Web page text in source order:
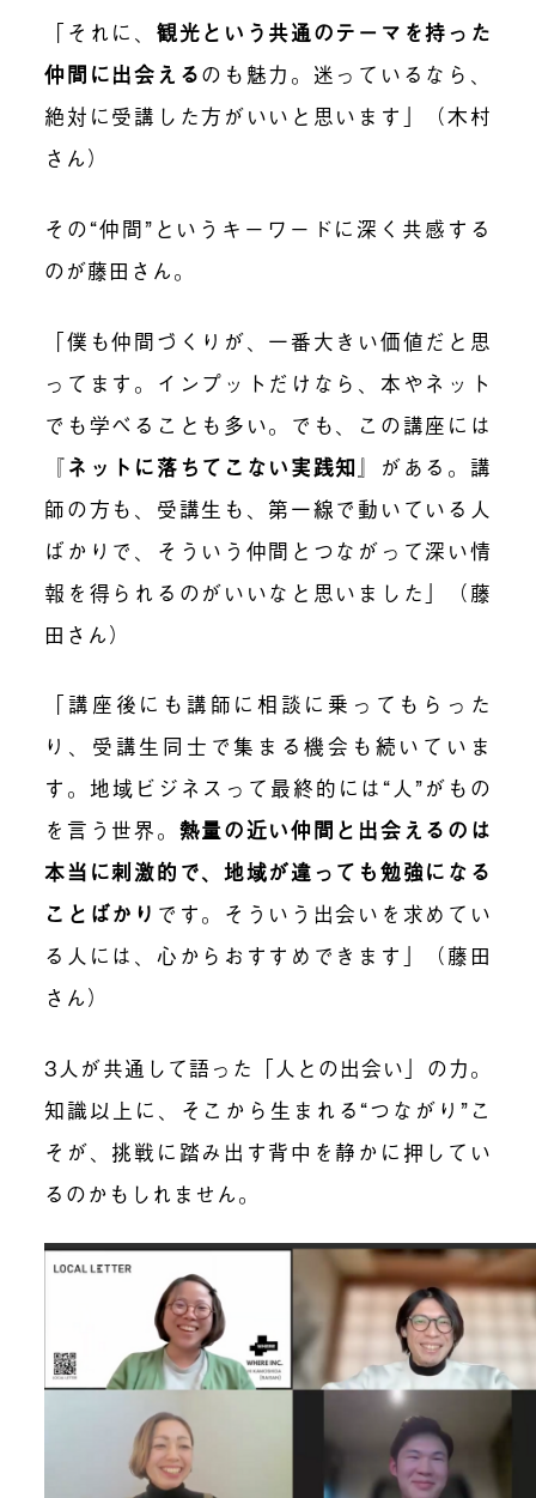
「それに、 観光という共通のテーマを持った
仲間に出会えるのも魅力。迷っているなら、
絶対に受講した方がいいと思います」（木村
さん）
その“仲間”というキーワードに深く共感する
のが藤田さん。
「僕も仲間づくりが、一番大きい価値だと思
ってます。インプットだけなら、本やネット
でも学べることも多い。でも、この講座には
『ネットに落ちてこない実践知 』 がある。講
師の方も、受講生も、第一線で動いている人
ばかりで、そういう仲間とつながって深い情
報を得られるのがいいなと思いました」（藤
田さん）
「講座後にも講師に 相談に乗ってもらった
り 、受講生同士で集まる機会も続いていま
す。地域ビジネスって最終的には“人”がもの
を言う世界。 熱量の近い仲間と出会えるのは
本当に刺激的で、地域が違っても勉強になる
ことばかり です。そういう出会いを求めてい
る人には、心からおすすめできます」（藤田
さん）
3人が共通して語った「人との出会い」の力。
知識以上に、そこから生まれる“つながり”こ
そが、挑戦に踏み出す背中を静かに押してい
るのかもしれません。